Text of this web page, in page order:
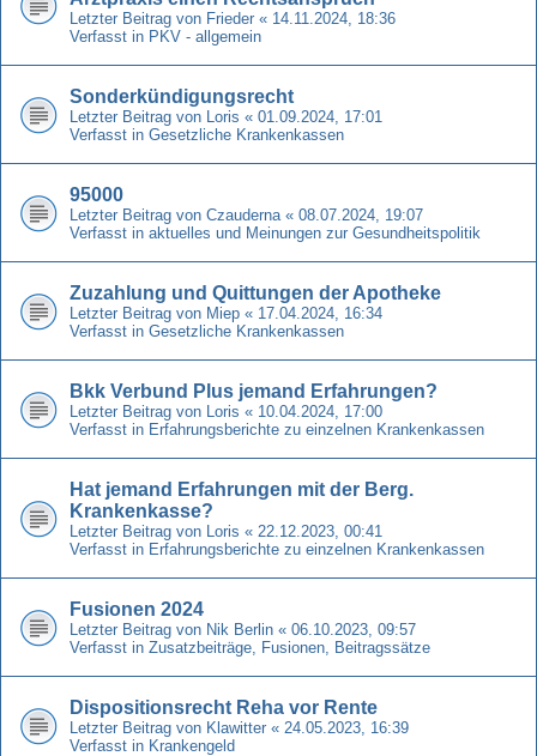
Letzter Beitrag von Frieder « 14.11.2024, 18:36
Verfasst in PKV - allgemein
Sonderkündigungsrecht
Letzter Beitrag von Loris « 01.09.2024, 17:01
Verfasst in Gesetzliche Krankenkassen
95000
Letzter Beitrag von Czauderna « 08.07.2024, 19:07
Verfasst in aktuelles und Meinungen zur Gesundheitspolitik
Zuzahlung und Quittungen der Apotheke
Letzter Beitrag von Miep « 17.04.2024, 16:34
Verfasst in Gesetzliche Krankenkassen
Bkk Verbund Plus jemand Erfahrungen?
Letzter Beitrag von Loris « 10.04.2024, 17:00
Verfasst in Erfahrungsberichte zu einzelnen Krankenkassen
Hat jemand Erfahrungen mit der Berg.
Krankenkasse?
Letzter Beitrag von Loris « 22.12.2023, 00:41
Verfasst in Erfahrungsberichte zu einzelnen Krankenkassen
Fusionen 2024
Letzter Beitrag von Nik Berlin « 06.10.2023, 09:57
Verfasst in Zusatzbeiträge, Fusionen, Beitragssätze
Dispositionsrecht Reha vor Rente
Letzter Beitrag von Klawitter « 24.05.2023, 16:39
Verfasst in Krankengeld